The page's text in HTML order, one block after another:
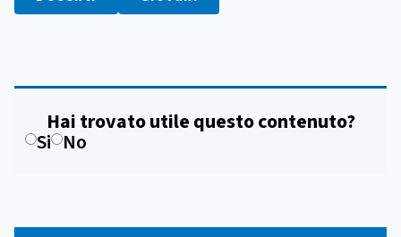
Hai trovato utile questo contenuto?
Si No